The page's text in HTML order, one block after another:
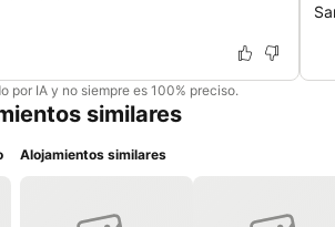
por IA y no siempre es 100% preciso.
similares
Alojamientos similares